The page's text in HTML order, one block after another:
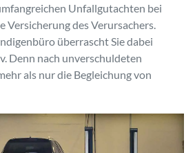
Unfallgutachten bei
Versicherung des Verursachers.
überrascht Sie dabei
Denn nach unverschuldeten
als nur die Begleichung von